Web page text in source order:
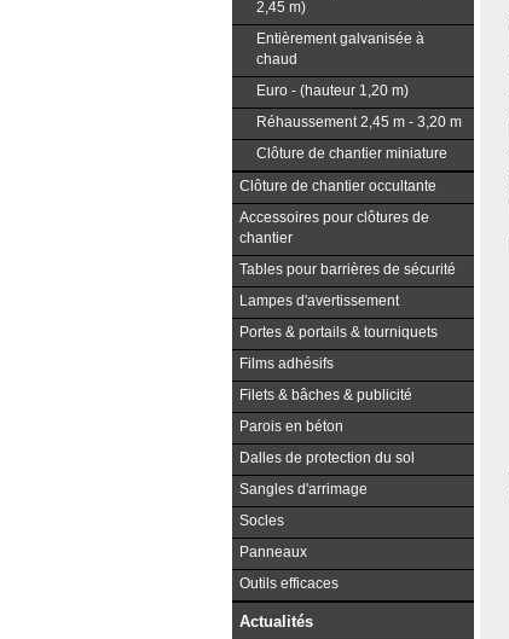
2,45 m)
Entièrement galvanisée à
chaud
Euro - (hauteur 1,20 m)
Réhaussement 2,45 m - 3,20 m
Clôture de chantier miniature
Clôture de chantier occultante
Accessoires pour clôtures de
chantier
Tables pour barrières de sécurité
Lampes d'avertissement
Portes & portails & tourniquets
Films adhésifs
Filets & bâches & publicité
Parois en béton
Dalles de protection du sol
Sangles d'arrimage
Socles
Panneaux
Outils efficaces
Actualités